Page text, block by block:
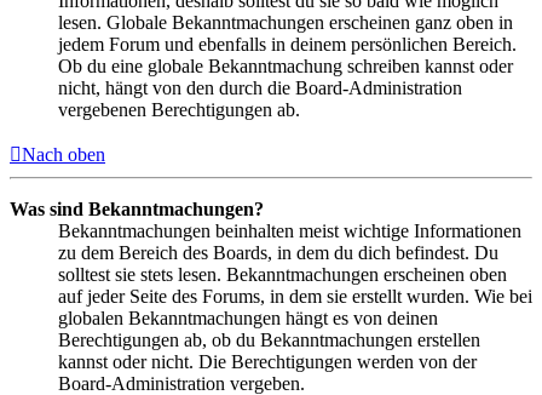
lesen. Globale Bekanntmachungen erscheinen ganz oben in
jedem Forum und ebenfalls in deinem persönlichen Bereich.
Ob du eine globale Bekanntmachung schreiben kannst oder
nicht, hängt von den durch die Board-Administration
vergebenen Berechtigungen ab.
Nach oben
Was sind Bekanntmachungen?
Bekanntmachungen beinhalten meist wichtige Informationen
zu dem Bereich des Boards, in dem du dich befindest. Du
solltest sie stets lesen. Bekanntmachungen erscheinen oben
auf jeder Seite des Forums, in dem sie erstellt wurden. Wie bei
globalen Bekanntmachungen hängt es von deinen
Berechtigungen ab, ob du Bekanntmachungen erstellen
kannst oder nicht. Die Berechtigungen werden von der
Board-Administration vergeben.